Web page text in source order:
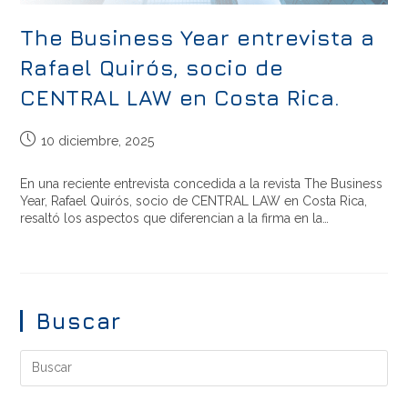
The Business Year entrevista a
Rafael Quirós, socio de
CENTRAL LAW en Costa Rica.
10 diciembre, 2025
En una reciente entrevista concedida a la revista The Business
Year, Rafael Quirós, socio de CENTRAL LAW en Costa Rica,
resaltó los aspectos que diferencian a la firma en la…
Buscar